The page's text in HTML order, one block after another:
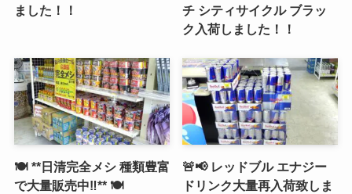
ました！！
チ シティサイクル ブラッ
ク入荷しました！！
🍽️ **日清完全メシ 種類豊富
で大量販売中‼️** 🍽️
🚨📢 レッドブル エナジー
ドリンク大量再入荷致しま